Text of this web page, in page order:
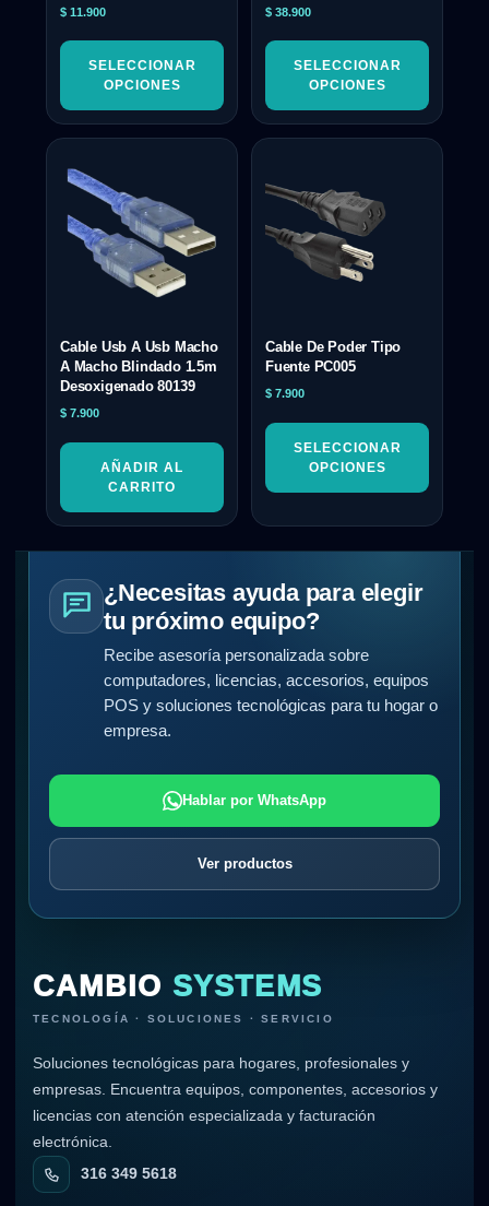
$ 11.900
SELECCIONAR
OPCIONES
$ 38.900
SELECCIONAR
OPCIONES
Cable Usb A Usb Macho
A Macho Blindado 1.5m
Desoxigenado 80139
$ 7.900
AÑADIR AL
CARRITO
Cable De Poder Tipo
Fuente PC005
$ 7.900
SELECCIONAR
OPCIONES
¿Necesitas ayuda para elegir
tu próximo equipo?
Recibe asesoría personalizada sobre
computadores, licencias, accesorios, equipos
POS y soluciones tecnológicas para tu hogar o
empresa.
Hablar por WhatsApp
Ver productos
CAMBIO SYSTEMS
TECNOLOGÍA · SOLUCIONES · SERVICIO
Soluciones tecnológicas para hogares, profesionales y
empresas. Encuentra equipos, componentes, accesorios y
licencias con atención especializada y facturación
electrónica.
316 349 5618